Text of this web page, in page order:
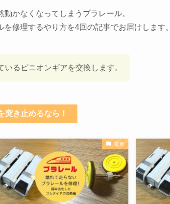
かなくなってしまうプラレール。
修理するやり方を4回の記事でお届けします
るピニオンギアを交換します。
突き止めるなら！
電車